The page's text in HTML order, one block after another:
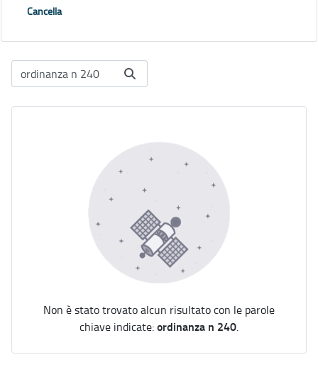
Cancella
Non è stato trovato alcun risultato con le parole
chiave indicate:ordinanza n 240.